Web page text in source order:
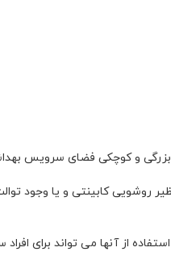
بزرگی و کوچکی فضای سرویس
کابینتی و یا وجود توالت
از آنها می تواند برای